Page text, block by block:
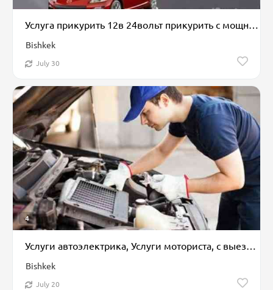
Bishkek
July 30
4
Услуги автоэлектрика, Услуги моториста, с выездом
Bishkek
July 20